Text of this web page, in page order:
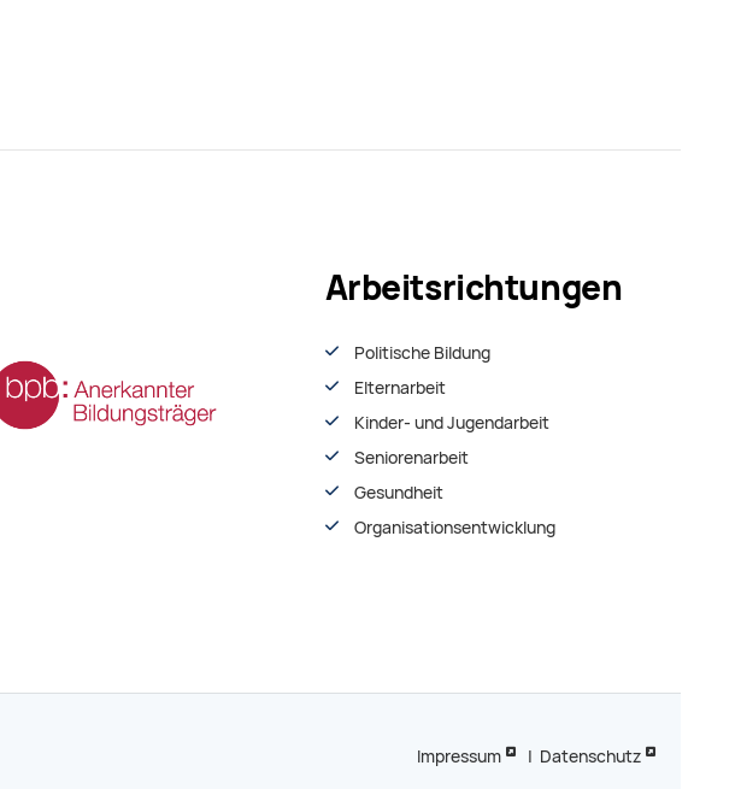
Arbeitsrichtungen
Politische Bildung
Elternarbeit
Kinder- und Jugendarbeit
Seniorenarbeit
Gesundheit
Organisationsentwiсklung
Impressum | Datenschutz